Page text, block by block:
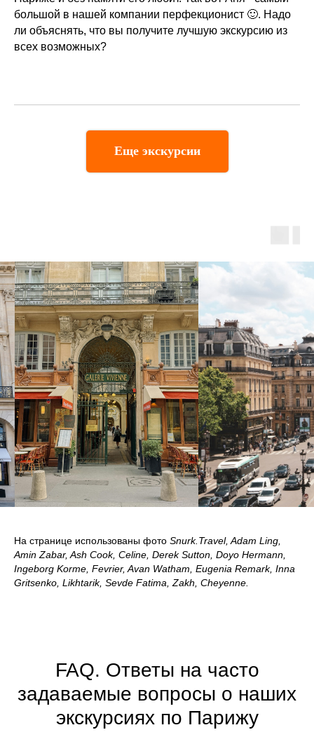
большой в нашей компании перфекционист 🙂. Надо
ли объяснять, что вы получите лучшую экскурсию из
всех возможных?
Еще экскурсии
На странице использованы фото Snurk.Travel, Adam Ling,
Amin Zabar, Ash Cook, Celine, Derek Sutton, Doyo Hermann,
Ingeborg Korme, Fevrier, Avan Watham, Eugenia Remark, Inna
Gritsenko, Likhtarik, Sevde Fatima, Zakh, Cheyenne.
FAQ. Ответы на часто
задаваемые вопросы о наших
экскурсиях по Парижу